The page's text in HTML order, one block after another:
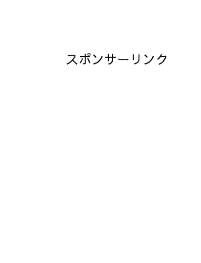
スポンサーリンク